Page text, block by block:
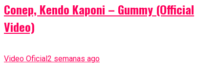
Conep, Kendo Kaponi – Gummy (Official
Video)
Video Oficial2 semanas ago